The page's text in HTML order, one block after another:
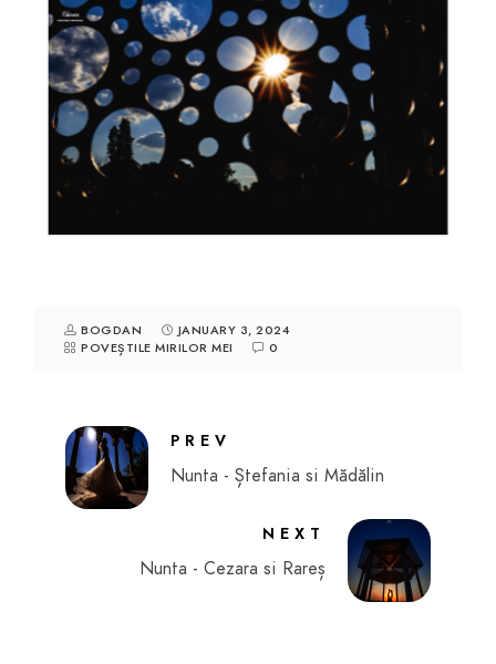
BOGDAN
JANUARY 3, 2024
POVEȘTILE MIRILOR MEI
0
PREV
Nunta - Ștefania si Mădălin
NEXT
Nunta - Cezara si Rareș